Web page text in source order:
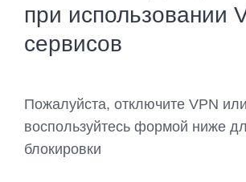
при использовании
сервисов
Пожалуйста, отключите VPN или
воспользуйтесь формой ниже
блокировки